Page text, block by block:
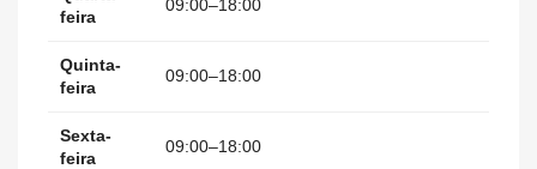
feira
09:00–18:00
Quinta-
feira
09:00–18:00
Sexta-
feira
09:00–18:00